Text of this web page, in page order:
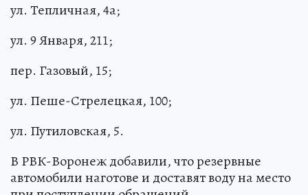
ул. Тепличная, 4а;
ул. 9 Января, 211;
пер. Газовый, 15;
ул. Пеше-Стрелецкая, 100;
ул. Путиловская, 5.
В РВК-Воронеж добавили, что резервные
автомобили наготове и доставят воду на место